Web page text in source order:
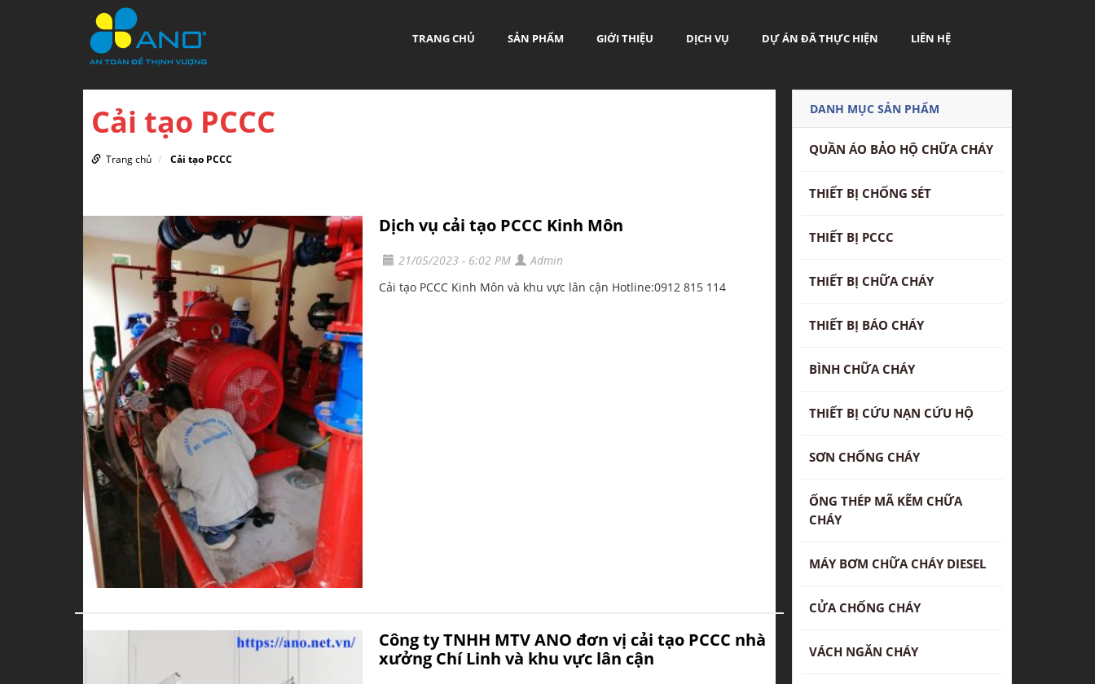
TRANG CHỦ SẢN PHẨM GIỚI THIỆU DỊCH VỤ DỰ ÁN ĐÃ THỰC HIỆN LIÊN HỆ
Cải tạo PCCC
Trang chủ Cải tạo PCCC
Dịch vụ cải tạo PCCC Kinh Môn
21/05/2023 - 6:02 PM
Admin
Cải tạo PCCC Kinh Môn và khu vực lân cận Hotline:0912 815 114
Công ty TNHH MTV ANO đơn vị cải tạo PCCC nhà
xưởng Chí Linh và khu vực lân cận
DANH MỤC SẢN PHẨM
QUẦN ÁO BẢO HỘ CHỮA CHÁY
THIẾT BỊ CHỐNG SÉT
THIẾT BỊ PCCC
THIẾT BỊ CHỮA CHÁY
THIẾT BỊ BÁO CHÁY
BÌNH CHỮA CHÁY
THIẾT BỊ CỨU NẠN CỨU HỘ
SƠN CHỐNG CHÁY
ỐNG THÉP MÃ KẼM CHỮA
CHÁY
MÁY BƠM CHỮA CHÁY DIESEL
CỬA CHỐNG CHÁY
VÁCH NGĂN CHÁY